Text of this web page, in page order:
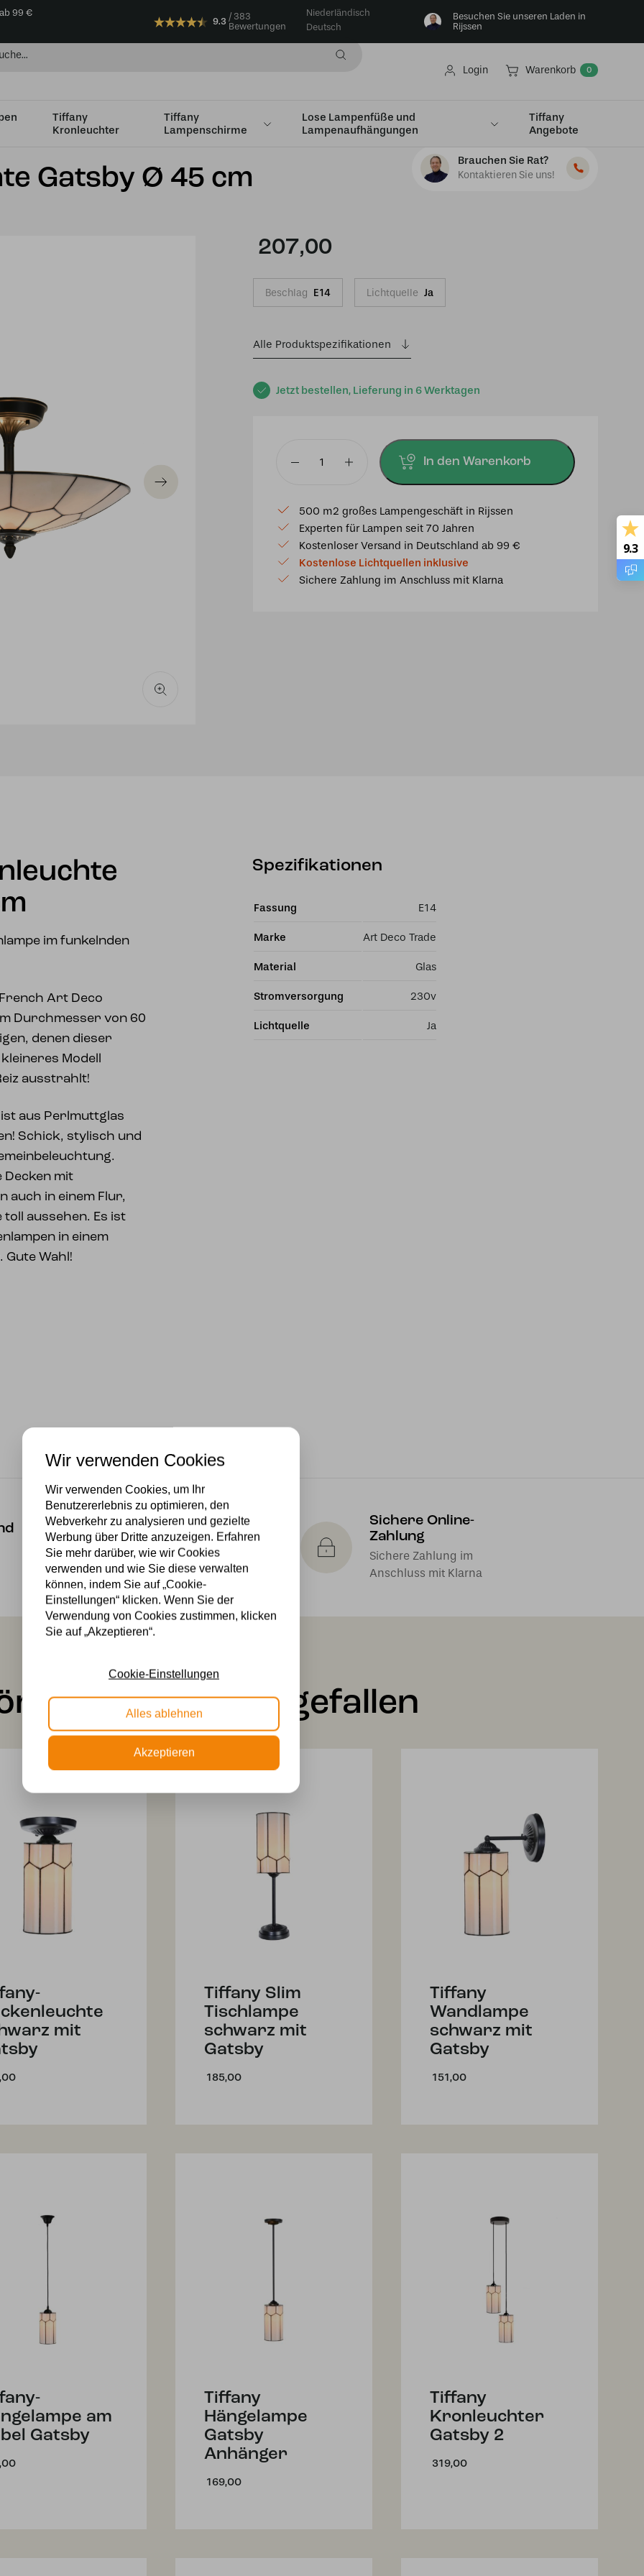
99 €
9.3
383
Bewertungen
Niederländisch
Deutsch
Besuchen Sie unseren Laden in
Rijssen
Login Warenkorb 0
Tiffany
Kronleuchter
Tiffany
Lampenschirme
Lose Lampenfüße und
Lampenaufhängungen
Tiffany
Angebote
Ø 35 bis Ø 49 cm Tiffany Deckenleuchte Gatsby Ø 45 cm
Gatsby Ø 45 cm
Brauchen Sie Rat?
Kontaktieren Sie uns!
Jetzt bestellen, Lieferung in 6 Werktagen
207,00
Beschlag E14 Lichtquelle Ja
Alle Produktspezifikationen
Gatsby
45
cm
Menge
In den Warenkorb
500 m2 großes Lampengeschäft in Rijssen
Experten für Lampen seit 70 Jahren
Kostenloser Versand in Deutschland ab 99 €
Kostenlose Lichtquellen inklusive
Sichere Zahlung im Anschluss mit Klarna
im funkelnden
Art Deco
Durchmesser von 60
denen dieser
Modell
ausstrahlt!
aus Perlmuttglas
Schick, stylisch und
Decken mit
auch in einem Flur,
aussehen. Es ist
in einem
Gute Wahl!
Spezifikationen
Fassung E14
Marke Art Deco Trade
Material Glas
Stromversorgung 230v
Lichtquelle Ja
Kostenlose
Lichtquellen
Die Bestellung umfasst die
Lichtquelle
Sichere Online-
Zahlung
Sichere Zahlung im
Anschluss mit Klarna
Ihnen auch gefallen
mit
Tiffany Slim
Tischlampe
schwarz mit
Gatsby
185,00
Tiffany
Wandlampe
schwarz mit
Gatsby
151,00
am
Gatsby
Tiffany
Hängelampe
Gatsby
Anhänger
169,00
Tiffany
Kronleuchter
Gatsby 2
319,00
9.3
Wir verwenden Cookies
Wir verwenden Cookies, um Ihr
Benutzererlebnis zu optimieren, den
Webverkehr zu analysieren und gezielte
Werbung über Dritte anzuzeigen. Erfahren
Sie mehr darüber, wie wir Cookies
verwenden und wie Sie diese verwalten
können, indem Sie auf „Cookie-
Einstellungen“ klicken. Wenn Sie der
Verwendung von Cookies zustimmen, klicken
Sie auf „Akzeptieren“.
Cookie-Einstellungen
Alles ablehnen
Akzeptieren